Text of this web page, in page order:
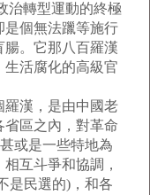
治轉型運動的終極
是個無法躐等施行
腸。它那八百羅漢
生活腐化的高級官
漢，是由中國老
區之內，對革命
或是一些特地為
互斗爭和協調，
是民選的)，和各